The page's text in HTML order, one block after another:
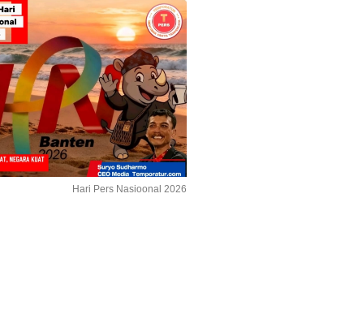
Hari Pers Nasioonal 2026